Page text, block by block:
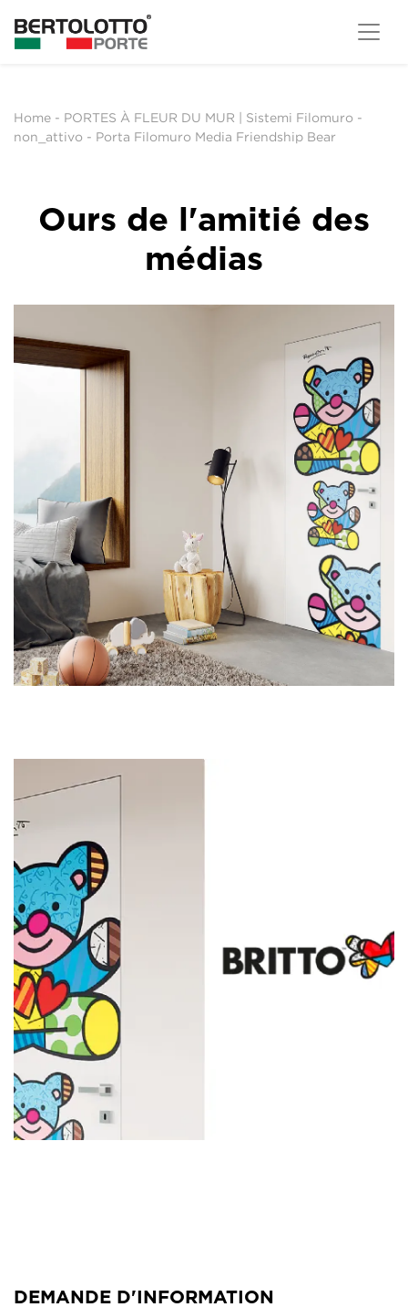
Home - PORTES À FLEUR DU MUR | Sistemi Filomuro -
non_attivo - Porta Filomuro Media Friendship Bear
Ours de l'amitié des
médias
DEMANDE D'INFORMATION